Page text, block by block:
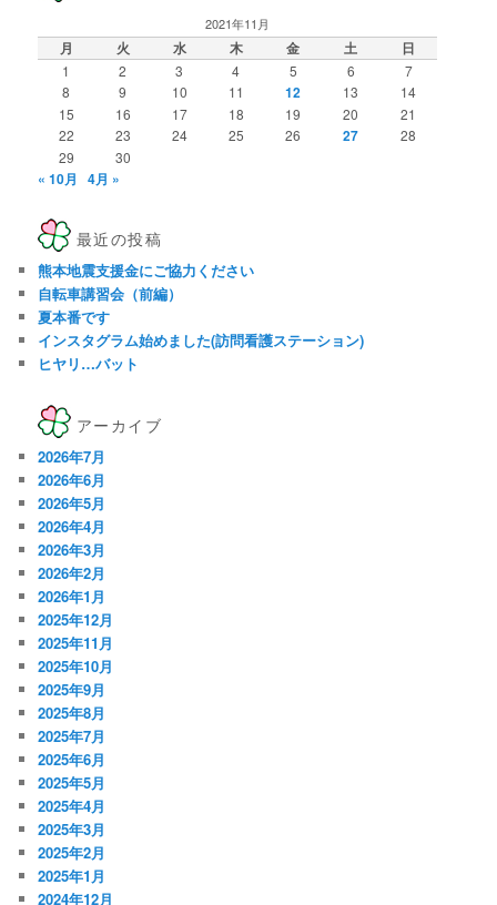
2021年11月
月 火 水 木 金 土 日
1 2 3 4 5 6
7
8
9 10 11 12 13
14
15
16 17 18 19 20
21
22
23 24 25 26 27
28
29
30
« 10月 4月 »
最近の投稿
熊本地震支援金にご協力ください
自転車講習会（前編）
夏本番です
インスタグラム始めました(訪問看護ステーション)
ヒヤリ…バット
アーカイブ
2026年7月
2026年6月
2026年5月
2026年4月
2026年3月
2026年2月
2026年1月
2025年12月
2025年11月
2025年10月
2025年9月
2025年8月
2025年7月
2025年6月
2025年5月
2025年4月
2025年3月
2025年2月
2025年1月
2024年12月